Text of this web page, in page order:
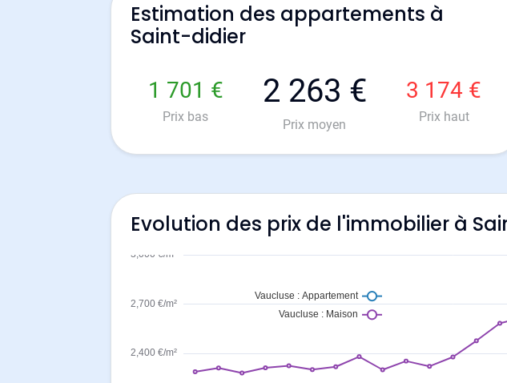
Estimation des appartements à
Saint-didier
1 701 €
Prix bas
2 263 €
Prix moyen
3 174 €
Prix haut
Evolution des prix de l'immobilier à